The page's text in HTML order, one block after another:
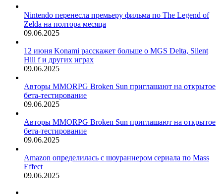
Nintendo перенесла премьеру фильма по The Legend of
Zelda на полтора месяца
09.06.2025
12 июня Konami расскажет больше о MGS Delta, Silent
Hill f и других играх
09.06.2025
Авторы MMORPG Broken Sun приглашают на открытое
бета-тестирование
09.06.2025
Авторы MMORPG Broken Sun приглашают на открытое
бета-тестирование
09.06.2025
Amazon определилась с шоураннером сериала по Mass
Effect
09.06.2025